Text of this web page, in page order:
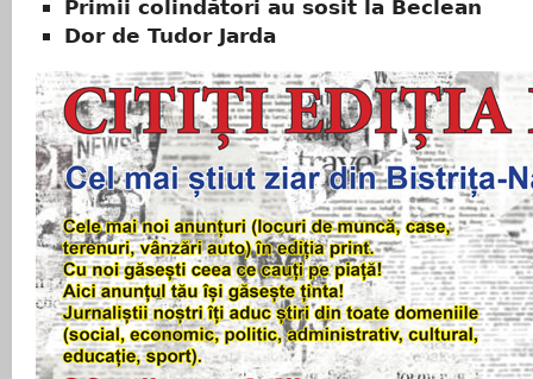
Primii colindători au sosit la Beclean
Dor de Tudor Jarda